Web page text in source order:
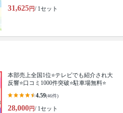
31,625円/ 1セット
本部売上全国1位⭐テレビでも紹介され大
反響⭐️口コミ1000件突破⭐️駐車場無料⭐
4.59(46件)
28,000円/ 1セット